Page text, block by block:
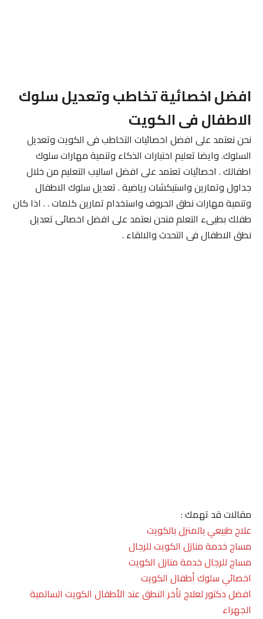
افضل اخصائية تخاطب وتعديل سلوك
الاطفال فى الكويت
نحن نعتمد على افضل اخصائيات التخاطب فى الكويت وتعديل
السلوك. وايضا تعليم اختبارات الذكاء وتنمية مهارات سلوك
اطفالك . اخصائيات تعتمد على افضل اساليب التعليم من خلال
جداول وتمارين واستيكشات رياضية . تعديل سلوك الاطفال
وتنمية مهارات نطق الحروف واستخدام تمارين كلمات . . اذا كان
طفلك بطيىء التعلم فنحن نعتمد على افضل اخصائى تعديل
نطق الاطفال فى التحدث والالقاء .
مقالات قد تهمك :
علاج طبيعي بالمنزل بالكويت
مساج خدمة منازل الكويت للرجال
مساج للرجال خدمة منازل الكويت
اخصائي سلوك أطفال الكويت
افضل دكتور لعلاج تأخر النطق عند الأطفال الكويت السالمية
الجهراء